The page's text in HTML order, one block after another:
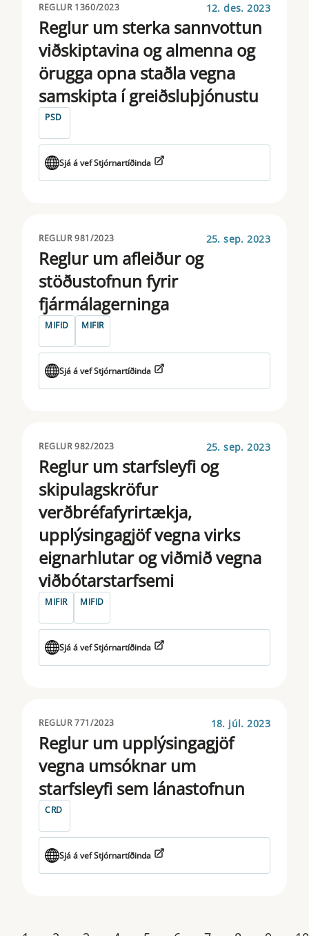
REGLUR 1360/2023 12. des. 2023
Reglur um sterka sannvottun
viðskiptavina og almenna og
örugga opna staðla vegna
samskipta í greiðsluþjónustu
PSD
Sjá á vef Stjórnartíðinda
REGLUR 981/2023 25. sep. 2023
Reglur um afleiður og
stöðustofnun fyrir
fjármálagerninga
MIFID MIFIR
Sjá á vef Stjórnartíðinda
REGLUR 982/2023 25. sep. 2023
Reglur um starfsleyfi og
skipulagskröfur
verðbréfafyrirtækja,
upplýsingagjöf vegna virks
eignarhlutar og viðmið vegna
viðbótarstarfsemi
MIFIR MIFID
Sjá á vef Stjórnartíðinda
REGLUR 771/2023 18. júl. 2023
Reglur um upplýsingagjöf
vegna umsóknar um
starfsleyfi sem lánastofnun
CRD
Sjá á vef Stjórnartíðinda